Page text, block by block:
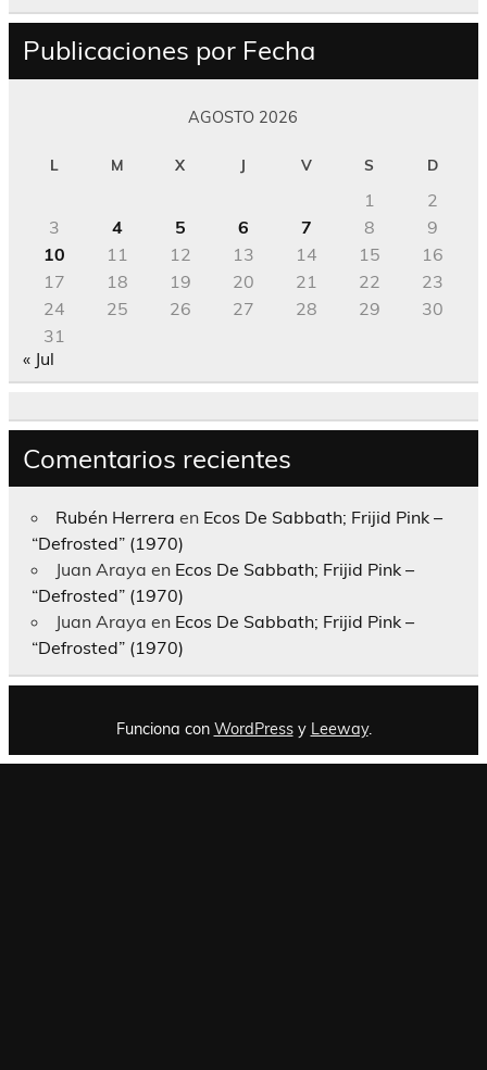
Publicaciones por Fecha
AGOSTO 2026
L M X J V S D
1
2
3
4 5 6 7 8
9
10
11 12 13 14 15
16
17
18 19 20 21 22
23
24
25 26 27 28 29
30
31
« Jul
Comentarios recientes
Rubén Herrera en Ecos De Sabbath; Frijid Pink –
“Defrosted” (1970)
Juan Araya en Ecos De Sabbath; Frijid Pink –
“Defrosted” (1970)
Juan Araya en Ecos De Sabbath; Frijid Pink –
“Defrosted” (1970)
Funciona con WordPressy Leeway.